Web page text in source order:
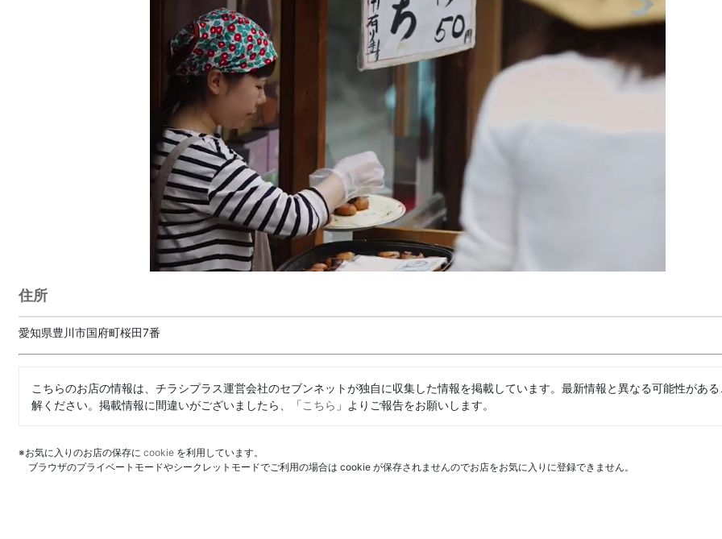
住所
愛知県豊川市国府町桜田7番
こちらのお店の情報は、チラシプラス運営会社のセブンネットが独自に収集した情報を掲載しています。最新情報と異なる可能性があ
解ください。掲載情報に間違いがございましたら、「こちら 」よりご報告をお願いします。
※お気に入りのお店の保存に cookie を利用しています。
ブラウザのプライベートモードやシークレットモードでご利用の場合は cookie が保存されませんのでお店をお気に入りに登録できません。